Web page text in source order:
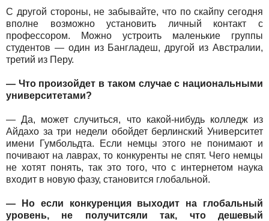
С другой стороны, не забывайте, что по скайпу сегодня
вполне возможно установить личный контакт с
профессором. Можно устроить маленькие группы
студентов — один из Бангладеш, другой из Австралии,
третий из Перу.
— Что произойдет в таком случае с национальными
университетами?
— Да, может случиться, что какой-нибудь колледж из
Айдахо за три недели обойдет берлинский Университет
имени Гумбольдта. Если немцы этого не понимают и
почивают на лаврах, то конкуренты не спят. Чего немцы
не хотят понять, так это того, что с интернетом наука
входит в новую фазу, становится глобальной.
— Но если конкуренция выходит на глобальный
уровень, не получитсяли так, что дешевый